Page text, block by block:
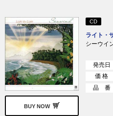
BUY NOW
CD
ライト・
シーウイ
発売日
価 格
品 番